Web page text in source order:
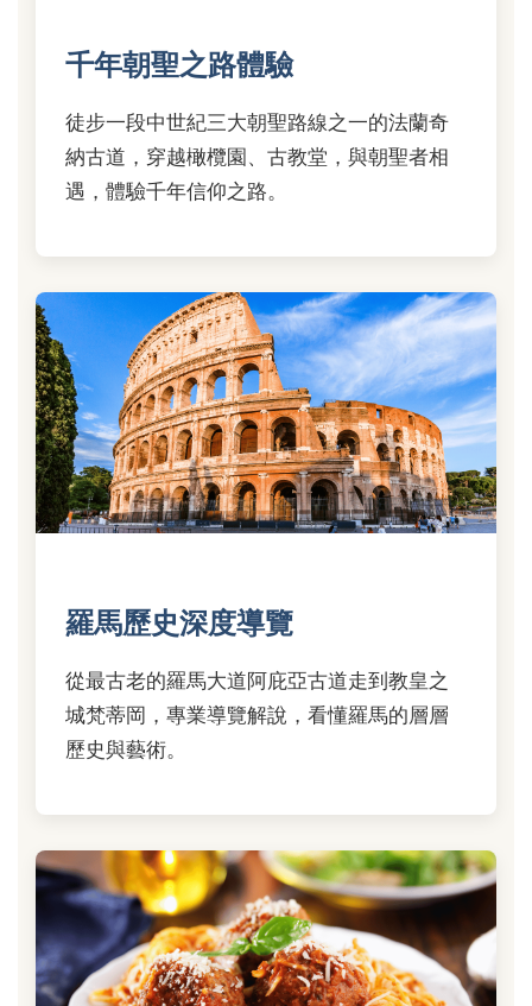
千年朝聖之路體驗
徒步一段中世紀三大朝聖路線之一的法蘭奇
納古道，穿越橄欖園、古教堂，與朝聖者相
遇，體驗千年信仰之路。
羅馬歷史深度導覽
從最古老的羅馬大道阿庇亞古道走到教皇之
城梵蒂岡，專業導覽解說，看懂羅馬的層層
歷史與藝術。